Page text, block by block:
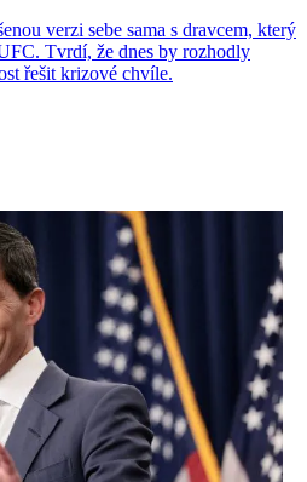
verzi sebe sama s dravcem, který
Tvrdí, že dnes by rozhodly
řešit krizové chvíle.